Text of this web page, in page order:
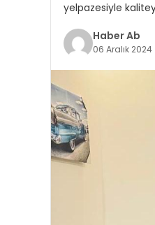
yelpazesiyle
Haber Ab
06 Aralık 2024